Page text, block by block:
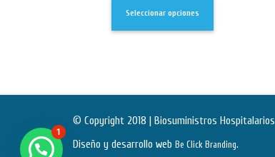
Seleccionar opciones
© Copyright 2018 | Biosuministros Hospitalarios
Diseño y desarrollo web Be Click Branding.
1